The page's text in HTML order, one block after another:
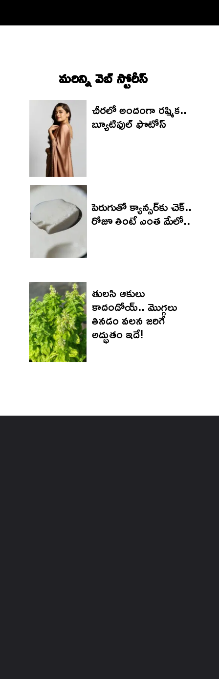
మరిన్ని వెబ్ స్టోరీస్‌
చీరలో అందంగా రష్మిక..
బ్యూటిఫుల్ ఫొటోస్
పెరుగుతో క్యాన్సర్‌కు చెక్..
రోజూ తింటే ఎంత మేలో..
తులసి ఆకులు
కాదండోయ్.. మొగ్గలు
తినడం వలన జరిగే
అద్భుతం ఇదే!